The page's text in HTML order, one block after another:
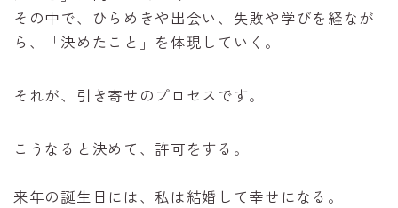
その中で、ひらめきや出会い、失敗や学びを経なが
ら、「決めたこと」を体現していく。
それが、引き寄せのプロセスです。
こうなると決めて、許可をする。
来年の誕生日には、私は結婚して幸せになる。